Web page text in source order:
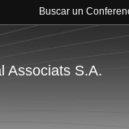
Buscar un
Associats S.A.